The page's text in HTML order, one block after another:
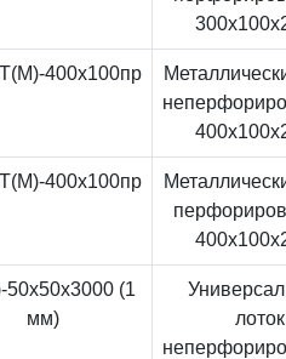
400x100пр
400x100пр
(1
мм)
лоток